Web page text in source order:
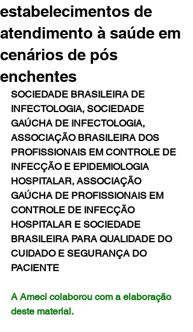
estabelecimentos de
atendimento à saúde em
cenários de pós
enchentes
SOCIEDADE BRASILEIRA DE
INFECTOLOGIA, SOCIEDADE
GAÚCHA DE INFECTOLOGIA,
ASSOCIAÇÃO BRASILEIRA DOS
PROFISSIONAIS EM CONTROLE DE
INFECÇÃO E EPIDEMIOLOGIA
HOSPITALAR, ASSOCIAÇÃO
GAÚCHA DE PROFISSIONAIS EM
CONTROLE DE INFECÇÃO
HOSPITALAR E SOCIEDADE
BRASILEIRA PARA QUALIDADE DO
CUIDADO E SEGURANÇA DO
PACIENTE
A Ameci colaborou com a elaboração
deste material.